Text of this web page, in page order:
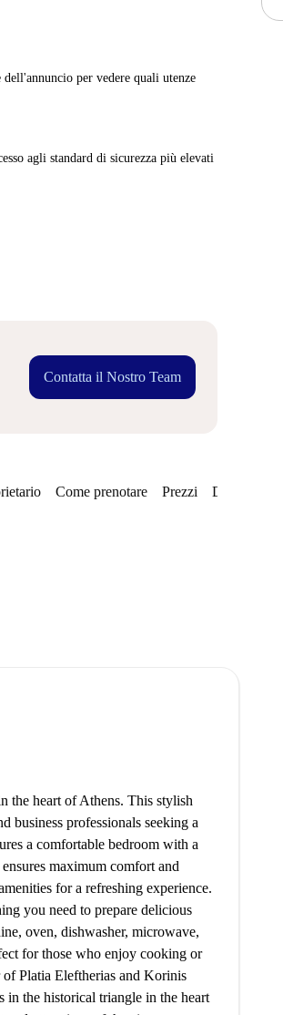
per vedere quali utenze
agli standard di sicurezza più elevati
Contatta il Nostro Team
Come prenotare Prezzi Disponibilità
the heart of Athens. This stylish
business professionals seeking a
a comfortable bedroom with a
maximum comfort and
for a refreshing experience.
you need to prepare delicious
oven, dishwasher, microwave,
for those who enjoy cooking or
Platia Eleftherias and Korinis
in the historical triangle in the heart